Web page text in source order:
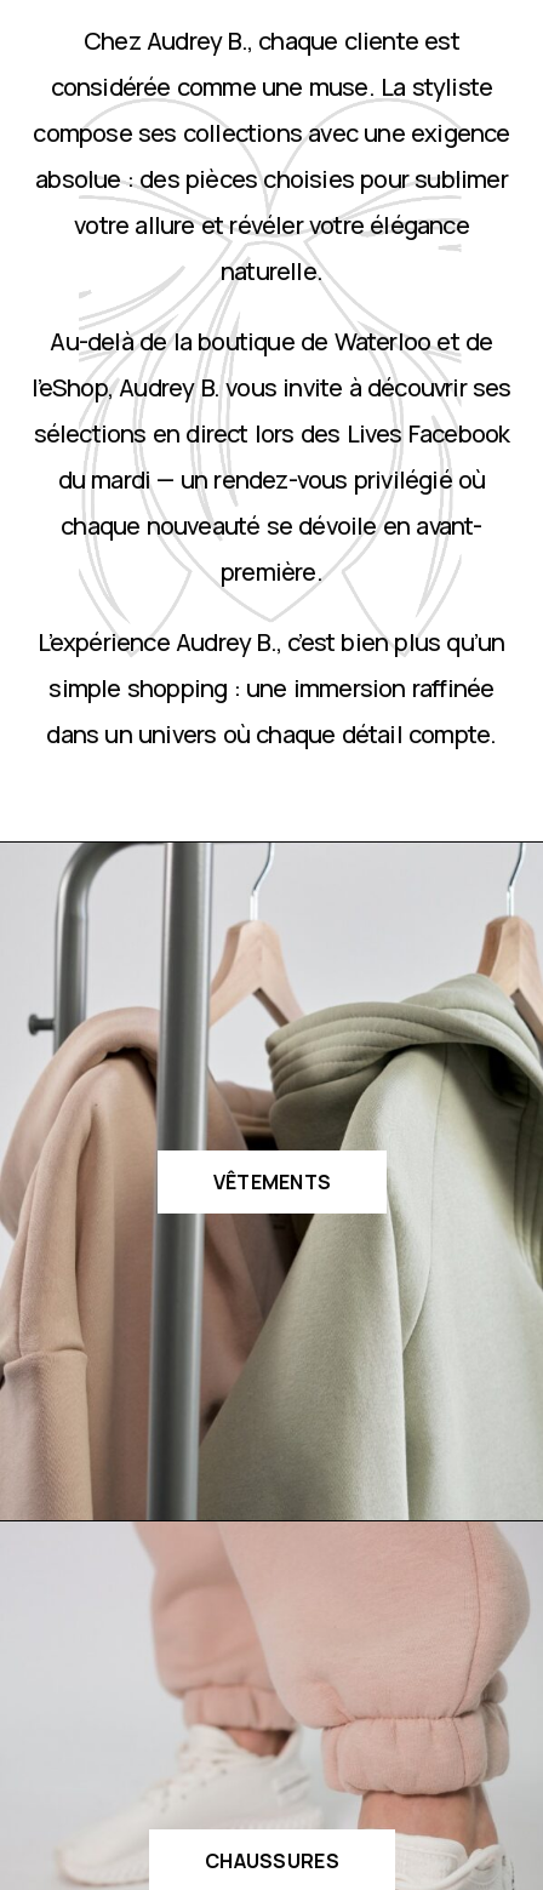
Chez Audrey B., chaque cliente est
considérée comme une muse. La styliste
compose ses collections avec une exigence
absolue : des pièces choisies pour sublimer
votre allure et révéler votre élégance
naturelle.
Au-delà de la boutique de Waterloo et de
l’eShop, Audrey B. vous invite à découvrir ses
sélections en direct lors des Lives Facebook
du mardi — un rendez-vous privilégié où
chaque nouveauté se dévoile en avant-
première.
L’expérience Audrey B., c’est bien plus qu’un
simple shopping : une immersion raffinée
dans un univers où chaque détail compte.
VÊTEMENTS
CHAUSSURES